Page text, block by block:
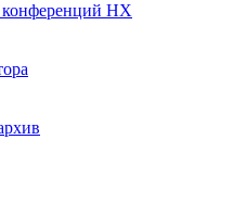
конференций НХ